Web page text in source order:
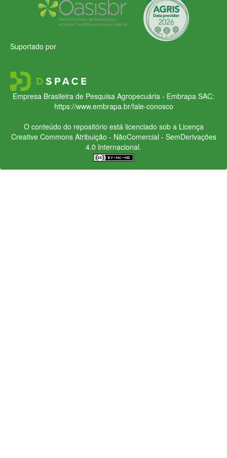
Suportado por
Empresa Brasileira de Pesquisa Agropecuária - Embrapa SAC:
https://www.embrapa.br/fale-conosco
O conteúdo do repositório está licenciado sob a Licença
Creative CommonsAtribuição - NãoComercial - SemDerivações
4.0 Internacional.